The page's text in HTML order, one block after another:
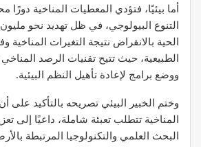
أما بيئيًا، فتؤدي المعطيات المناخية دورًا
التنوع البيولوجي، في ظل تهديد نحو
الحية بالانقراض نتيجة التغيرات المناخية
الطبيعية، حيث تتيح تقنيات الرصد
ووضع برامج لإعادة تأهيل النظم البيئية.
وختم الخبير البيئي تصريحه بالتأكيد على
المناخية تتطلب تعبئة شاملة، داعيًا إلى
البحث العلمي والتكنولوجيا المرتبطة